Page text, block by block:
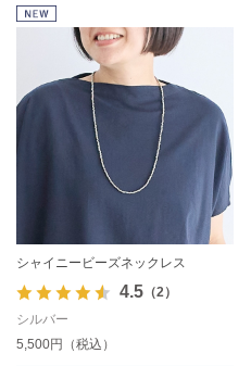
シャイニービーズネックレス
4.5（2）
シルバー
5,500円（税込）